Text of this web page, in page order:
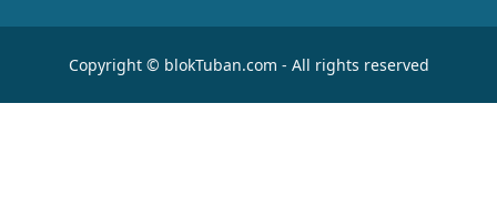
Copyright © blokTuban.com - All rights reserved